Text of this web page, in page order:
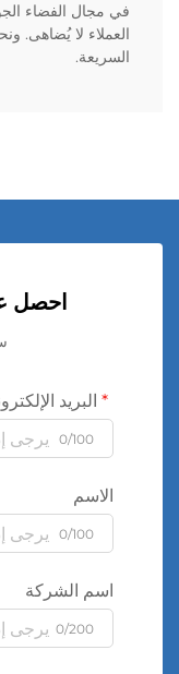
في مجال الفضاء
العملاء لا يُضاهى.
السريعة.
احصل
البريد
0/100
الاسم
0/100
اسم الشركة
0/200